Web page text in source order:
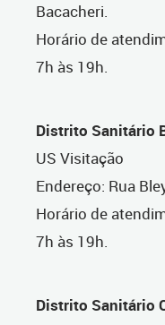
Bacacheri.
Horário de
7h às 19h.
Distrito Sanitário
US Visitação
Endereço: Rua
Horário de
7h às 19h.
Distrito Sanitário